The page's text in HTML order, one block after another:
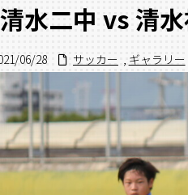
水二中 vs 清
06/28 サッカー , ギャラリー